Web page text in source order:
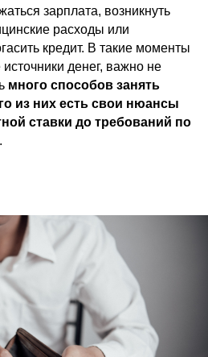
зарплата, возникнуть
расходы или
кредит. В такие моменты
денег, важно не
много способов занять
из них есть свои нюансы
ставки до требований по
.